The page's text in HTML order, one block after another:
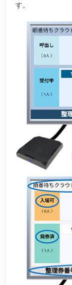
す。